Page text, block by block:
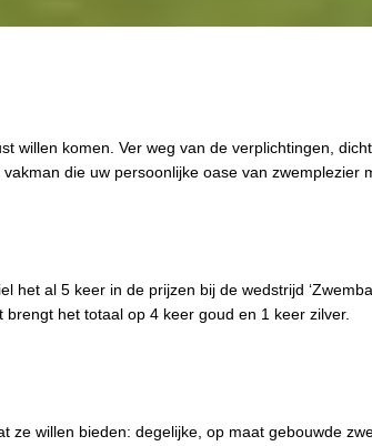
willen komen. Ver weg van de verplichtingen,
die uw persoonlijke oase van zwemplezier
het al 5 keer in de prijzen bij de wedstrijd
het totaal op 4 keer goud en 1 keer zilver.
ze willen bieden: degelijke, op maat gebouwde